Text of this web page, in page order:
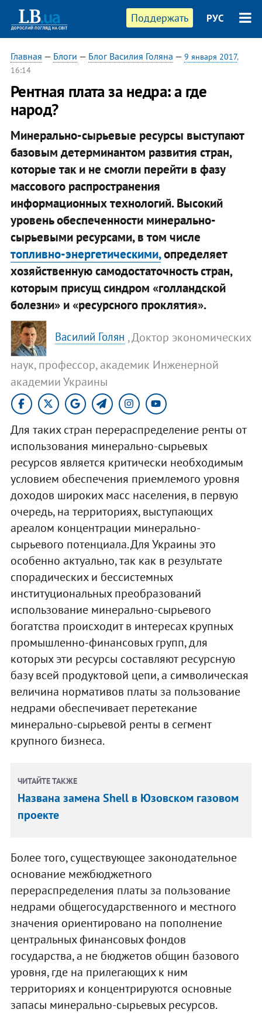
Поддержать РУС
Главная — Блоги — Блог Василия Голяна — 9 января 2017,
16:14
Рентная плата за недра: а где
народ?
Минерально-сырьевые ресурсы выступают
базовым детерминантом развития стран,
которые так и не смогли перейти в фазу
массового распространения
информационных технологий. Высокий
уровень обеспеченности минерально-
сырьевыми ресурсами, в том числе
топливно-энергетическими,определяет
хозяйственную самодостаточность стран,
которым присущ синдром «голландской
болезни» и «ресурсного проклятия».
Василий Голян , Доктор экономических
наук, профессор, академик Инженерной
академии Украины
Для таких стран перераспределение ренты от
использования минерально-сырьевых
ресурсов является критически необходимым
условием обеспечения приемлемого уровня
доходов широких масс населения, в первую
очередь, на территориях, выступающих
ареалом концентрации минерально-
сырьевого потенциала. Для Украины это
особенно актуально, так как в результате
спорадических и бессистемных
институциональных преобразований
использование минерально-сырьевого
богатства происходит в интересах крупных
промышленно-финансовых групп, для
которых эти ресурсы составляют ресурсную
базу всей продуктовой цепи, а символическая
величина нормативов платы за пользование
недрами обеспечивает перетекание
минерально-сырьевой ренты в сегмент
крупного бизнеса.
ЧИТАЙТЕ ТАКЖЕ
Названа замена Shell в Юзовском газовом
проекте
Более того, существующее законодательное
основание межбюджетного
перераспределения платы за пользование
недрами общегосударственного и местного
значения ориентировано на пополнение
центральных финансовых фондов
государства, а не бюджетов общин базового
уровня, где на прилегающих к ним
территориях и концентрируются основные
запасы минерально-сырьевых ресурсов.